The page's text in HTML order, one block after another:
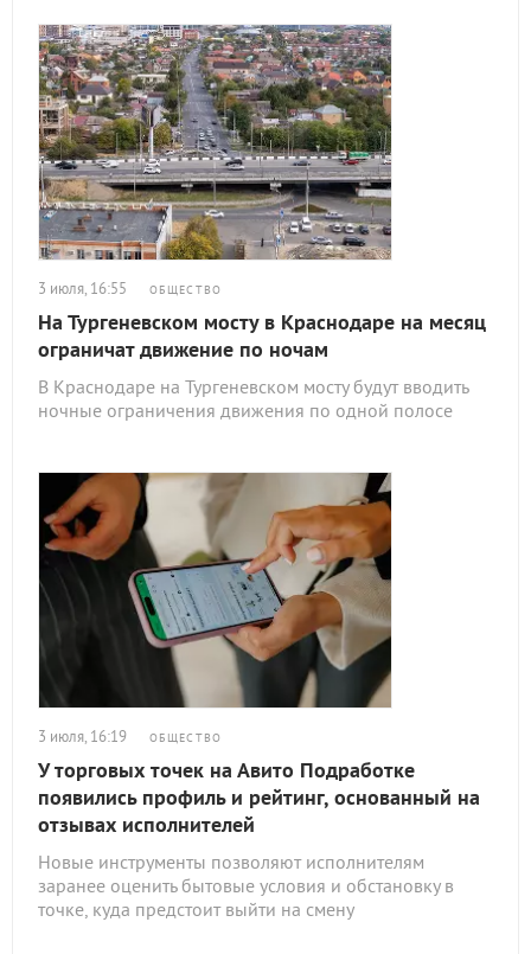
3 июля, 16:55 ОБЩЕСТВО
На Тургеневском мосту в Краснодаре на месяц
ограничат движение по ночам
В Краснодаре на Тургеневском мосту будут вводить
ночные ограничения движения по одной полосе
3 июля, 16:19 ОБЩЕСТВО
У торговых точек на Авито Подработке
появились профиль и рейтинг, основанный на
отзывах исполнителей
Новые инструменты позволяют исполнителям
заранее оценить бытовые условия и обстановку в
точке, куда предстоит выйти на смену